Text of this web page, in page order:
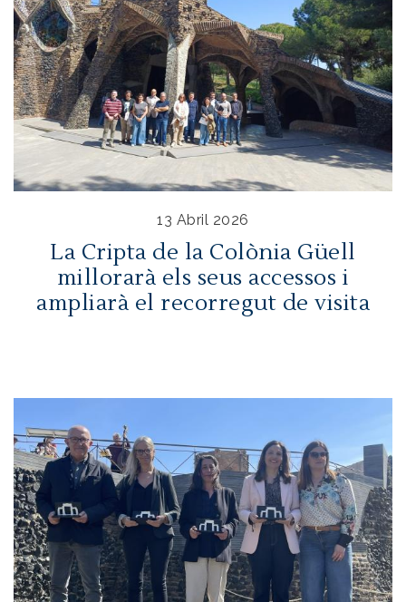
13 Abril 2026
La Cripta de la Colònia Güell
millorarà els seus accessos i
ampliarà el recorregut de visita